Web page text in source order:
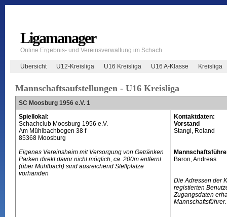
Ligamanager
Online Ergebnis- und Vereinsverwaltung im Schach
Übersicht U12-Kreisliga U16 Kreisliga U16 A-Klasse Kreisliga
Mannschaftsaufstellungen - U16 Kreisliga
SC Moosburg 1956 e.V. 1
Spiellokal:
Schachclub Moosburg 1956 e.V.
Am Mühlbachbogen 38 f
85368 Moosburg
Eigenes Vereinsheim mit Versorgung von Getränken
Parken direkt davor nicht möglich, ca. 200m entfernt
(über Mühlbach) sind ausreichend Stellplätze
vorhanden
Kontaktdaten:
Vorstand
Stangl, Roland
Baron, Andreas
Die Adressen der
registierten
Zugangsdaten
Mannschaftsführer.